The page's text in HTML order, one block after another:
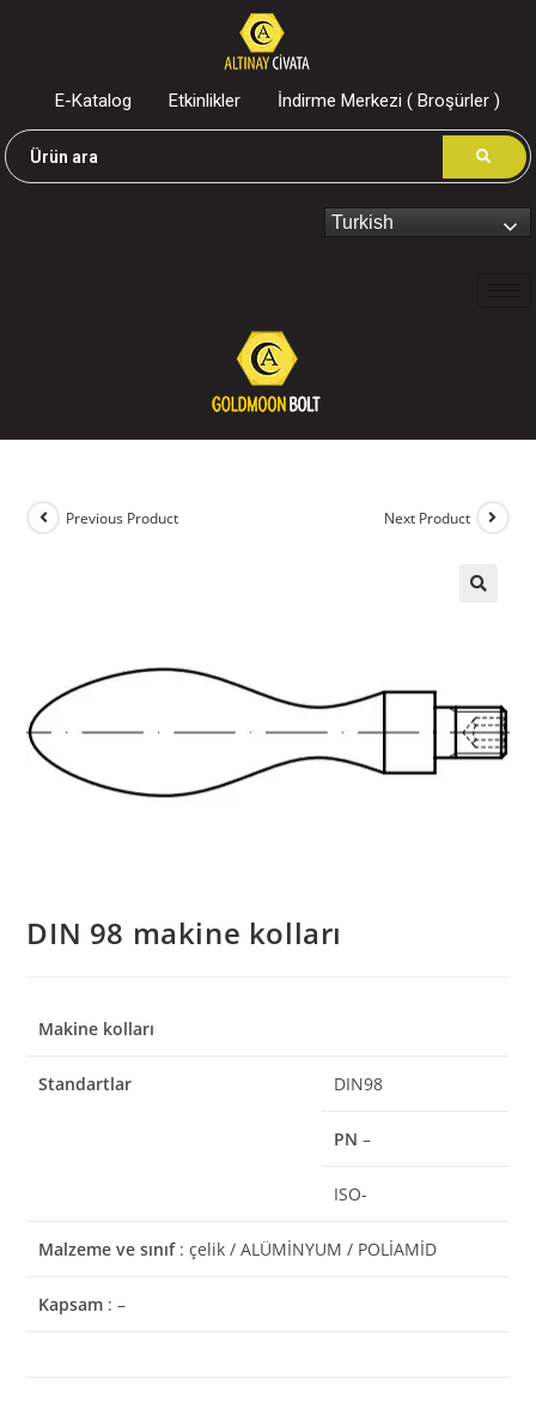
E-Katalog Etkinlikler İndirme Merkezi ( Broşürler )
Turkish
Previous Product Next Product
DIN 98 makine kolları
Makine kolları
Standartlar DIN98
PN –
ISO-
Malzeme ve sınıf: çelik / ALÜMİNYUM / POLİAMİD
Kapsam : –